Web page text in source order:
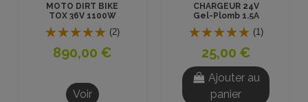
MOTO DIRT BIKE
TOX 36V 1100W
ROUGE
(2)
890,00 €
Voir
CHARGEUR 24V
Gel-Plomb 1.5A
CONNECTEUR GX16
(1)
25,00 €
Ajouter au
panier